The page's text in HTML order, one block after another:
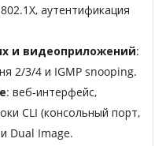
аутентификация
и видеоприложений:
2/3/4 и IGMP snooping.
: веб‑интерфейс,
CLI (консольный порт,
Dual Image.